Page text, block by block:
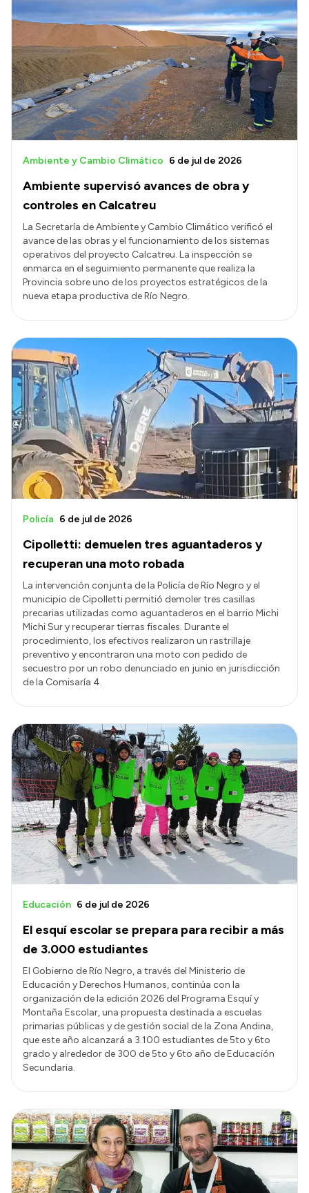
Ambiente supervisó avances de obra y
controles en Calcatreu
Ambiente y Cambio Climático 6 de jul de 2026
La Secretaría de Ambiente y Cambio Climático verificó el
avance de las obras y el funcionamiento de los sistemas
operativos del proyecto Calcatreu. La inspección se
enmarca en el seguimiento permanente que realiza la
Provincia sobre uno de los proyectos estratégicos de la
nueva etapa productiva de Río Negro.
Cipolletti: demuelen tres aguantaderos y
recuperan una moto robada
Policía 6 de jul de 2026
La intervención conjunta de la Policía de Río Negro y el
municipio de Cipolletti permitió demoler tres casillas
precarias utilizadas como aguantaderos en el barrio Michi
Michi Sur y recuperar tierras fiscales. Durante el
procedimiento, los efectivos realizaron un rastrillaje
preventivo y encontraron una moto con pedido de
secuestro por un robo denunciado en junio en jurisdicción
de la Comisaría 4.
El esquí escolar se prepara para recibir a más
de 3.000 estudiantes
Educación 6 de jul de 2026
El Gobierno de Río Negro, a través del Ministerio de
Educación y Derechos Humanos, continúa con la
organización de la edición 2026 del Programa Esquí y
Montaña Escolar, una propuesta destinada a escuelas
primarias públicas y de gestión social de la Zona Andina,
que este año alcanzará a 3.100 estudiantes de 5to y 6to
grado y alrededor de 300 de 5to y 6to año de Educación
Secundaria.